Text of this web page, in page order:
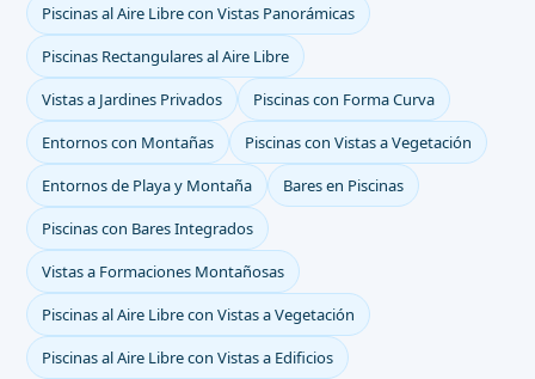
Piscinas al Aire Libre con Vistas Panorámicas
Piscinas Rectangulares al Aire Libre
Vistas a Jardines Privados
Piscinas con Forma Curva
Entornos con Montañas
Piscinas con Vistas a Vegetación
Entornos de Playa y Montaña
Bares en Piscinas
Piscinas con Bares Integrados
Vistas a Formaciones Montañosas
Piscinas al Aire Libre con Vistas a Vegetación
Piscinas al Aire Libre con Vistas a Edificios